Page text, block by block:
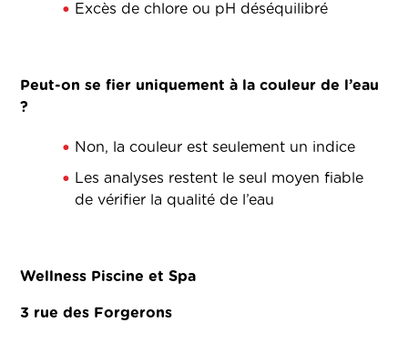
Excès de chlore ou pH déséquilibré
Peut-on se fier uniquement à la couleur de l’eau
?
Non, la couleur est seulement un indice
Les analyses restent le seul moyen fiable
de vérifier la qualité de l’eau
Wellness Piscine et Spa
3 rue des Forgerons